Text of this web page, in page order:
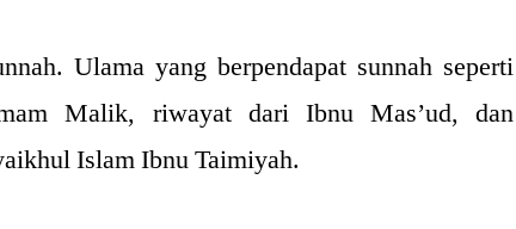
Ulama yang berpendapat sunnah seperti
Malik, riwayat dari Ibnu Mas’ud, dan
Islam Ibnu Taimiyah.